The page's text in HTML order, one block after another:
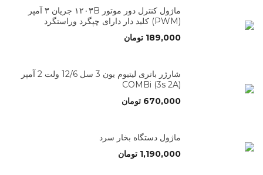
ماژول کنترل دور موتور ۱۲۰۳B جریان ۳ آمپر
(PWM) کلید دار دارای چپگرد وراستگرد
189,000 تومان
شارژر باتری لیتیوم یون 3 سل 12/6 ولت 2 آمپر
(3s 2A) COMBi
670,000 تومان
ماژول دستگاه بخار سرد
1,190,000 تومان